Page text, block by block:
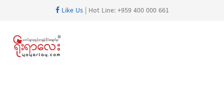
Like Us| Hot Line: +959 400 000 661